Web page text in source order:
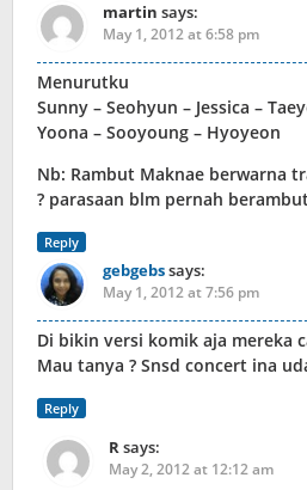
martin says:
May 1, 2012 at 6:58 pm
Menurutku
Sunny – Seohyun – Jessica –
Yoona – Sooyoung – Hyoyeon
Nb: Rambut Maknae berwarna
? parasaan blm pernah
Reply
gebgebssays:
May 1, 2012 at 7:56 pm
Di bikin versi komik aja mereka
Mau tanya ? Snsd concert ina
Reply
Rsays:
May 2, 2012 at 12:12 am